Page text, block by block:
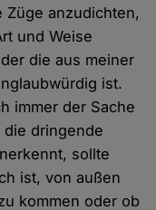
Züge anzudichten,
und Weise
die aus meiner
ist.
immer der Sache
dringende
sollte
ist, von außen
kommen oder ob